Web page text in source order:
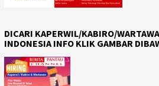
DICARI KAPERWIL/KABIRO/
INDONESIA INFO KLIK GAMBAR